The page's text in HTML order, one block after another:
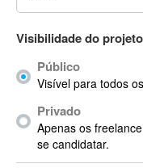
ACID Pro
ACPI
Acrobat X
ACT
Actian
Actimize
Visibilidade do projeto
Público
Visível para todos
Privado
Apenas os
se candidatar.